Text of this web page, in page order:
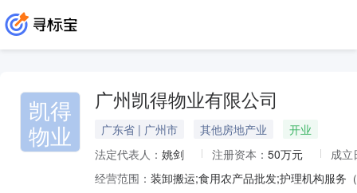
凯得
物业
广州凯得物业有限公司
广东省 | 广州市 其他房地产业
开业
法定代表人： 姚剑 注册资本： 50万元
成立
经营范围：